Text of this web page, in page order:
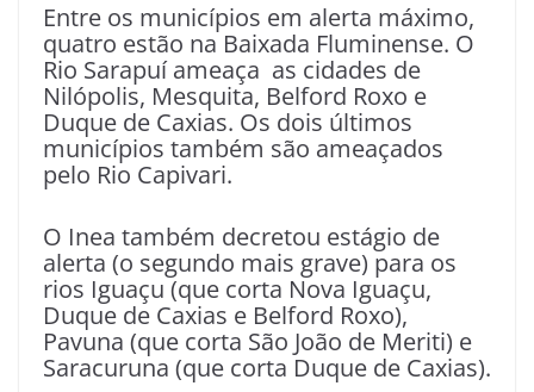
Entre os municípios em alerta máximo,
quatro estão na Baixada Fluminense. O
Rio Sarapuí ameaça as cidades de
Nilópolis, Mesquita, Belford Roxo e
Duque de Caxias. Os dois últimos
municípios também são ameaçados
pelo Rio Capivari.
O Inea também decretou estágio de
alerta (o segundo mais grave) para os
rios Iguaçu (que corta Nova Iguaçu,
Duque de Caxias e Belford Roxo),
Pavuna (que corta São João de Meriti) e
Saracuruna (que corta Duque de Caxias).